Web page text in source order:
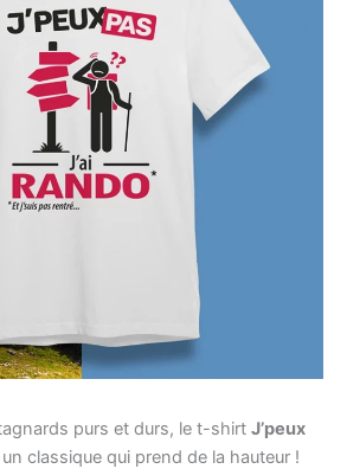
purs et durs, le t-shirt J’peux
un classique qui prend de la hauteur !